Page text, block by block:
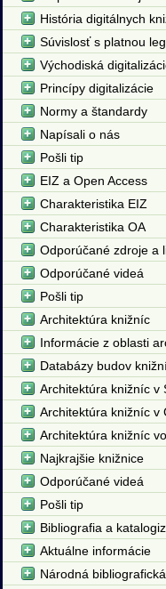
História digitálnych
Súvislosť s platnou
Východiská
Princípy digitalizácie
Normy a štandardy
Napísali o nás
Pošli tip
EIZ a Open Access
Charakteristika EIZ
Charakteristika OA
Odporúčané zdroje a
Odporúčané videá
Pošli tip
Architektúra knižníc
Informácie z oblasti
Databázy budov
Architektúra knižníc v
Architektúra knižníc v
Architektúra knižníc
Najkrajšie knižnice
Odporúčané videá
Pošli tip
Bibliografia a
Aktuálne informácie
Národná